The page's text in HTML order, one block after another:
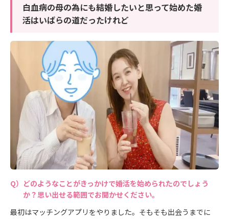
白血病の母の為にも結婚したいと思って始めた婚
活はいばらの道だったけれど
どのようなことがきっかけで婚活を始められたのでしょう
か？思い出せる範囲でお聞かせください。
最初はマッチングアプリをやりました。そもそも出会うまでに